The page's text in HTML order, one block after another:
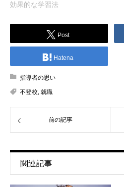
効果的な学習法
Post
Hatena
指導者の思い
不登校, 就職
前の記事
関連記事